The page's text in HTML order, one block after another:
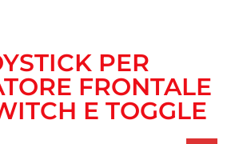
PER
FRONTALE
E TOGGLE